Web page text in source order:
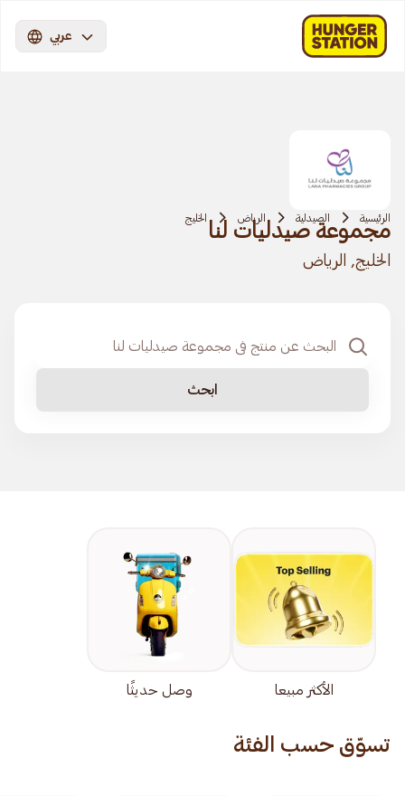
عربي
الرئيسية الصيدلية الرياض الخليج
مجموعة صيدليات لنا
الخليج, الرياض
ابحث
الأكثر مبيعا وصل حديثًا
تسوّق حسب الفئة